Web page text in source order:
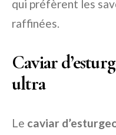
qui préfèrent les
raffinées.
Caviar
ultra
Le caviar